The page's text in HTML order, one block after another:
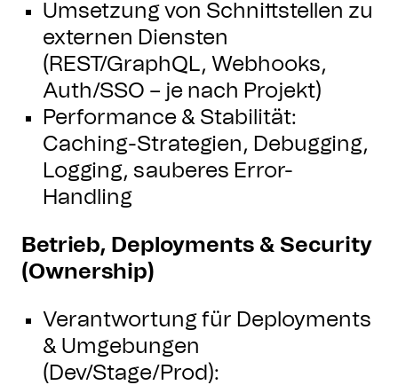
Umsetzung von Schnittstellen zu
externen Diensten
(REST/GraphQL, Webhooks,
Auth/SSO – je nach Projekt)
Performance & Stabilität:
Caching-Strategien, Debugging,
Logging, sauberes Error-
Handling
Betrieb, Deployments & Security
(Ownership)
Verantwortung für Deployments
& Umgebungen
(Dev/Stage/Prod):